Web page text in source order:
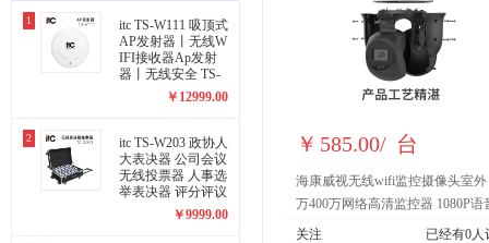
1
itc TS-W111 吸顶式
AP发射器丨无线W
IFI接收器Ap发射
器丨无线安全 TS-
￥ 12999.00
2
itc TS-W203 政协人
大表决器 公司会议
无线投票器 人事选
举表决器 评分评议
投票定制 充电箱 T
￥9999.00
￥ 585.00/ 台
海康威视无线wifi监控摄像头室外
万400万网络高清监控器 1080P语
讲手机远程 400万像素摄像头（加
关注 已经有0人